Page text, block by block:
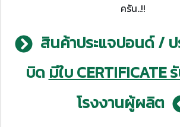
ครัน..!!
สินค้าประแจปอนด์ /
บิด มีใบ CERTIFICATE
โรงงานผู้ผลิต